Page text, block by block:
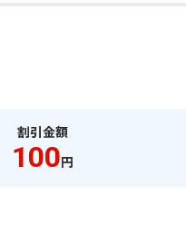
割引金額
100円